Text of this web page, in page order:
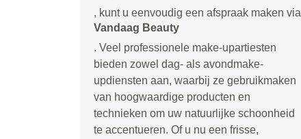
, kunt u eenvoudig een afspraak maken via
Vandaag Beauty
. Veel professionele make-upartiesten
bieden zowel dag- als avondmake-
updiensten aan, waarbij ze gebruikmaken
van hoogwaardige producten en
technieken om uw natuurlijke schoonheid
te accentueren. Of u nu een frisse,